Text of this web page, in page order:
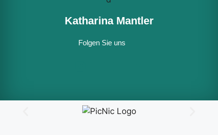
Katharina Mantler
Folgen Sie uns